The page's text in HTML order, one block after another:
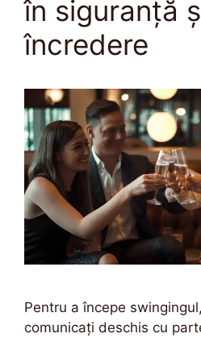
în siguranță
încredere
Pentru a începe
comunicați deschis cu